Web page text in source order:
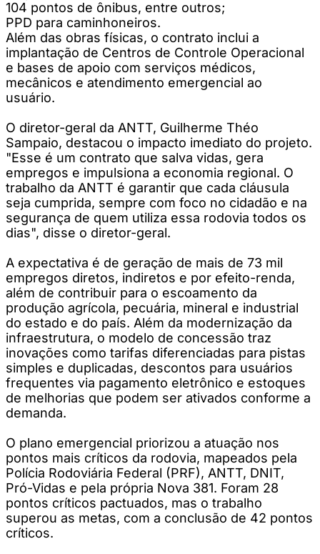
104 pontos de ônibus, entre outros;
PPD para caminhoneiros.
Além das obras físicas, o contrato inclui a
implantação de Centros de Controle Operacional
e bases de apoio com serviços médicos,
mecânicos e atendimento emergencial ao
usuário.
O diretor-geral da ANTT, Guilherme Théo
Sampaio, destacou o impacto imediato do projeto.
"Esse é um contrato que salva vidas, gera
empregos e impulsiona a economia regional. O
trabalho da ANTT é garantir que cada cláusula
seja cumprida, sempre com foco no cidadão e na
segurança de quem utiliza essa rodovia todos os
dias", disse o diretor-geral.
A expectativa é de geração de mais de 73 mil
empregos diretos, indiretos e por efeito-renda,
além de contribuir para o escoamento da
produção agrícola, pecuária, mineral e industrial
do estado e do país. Além da modernização da
infraestrutura, o modelo de concessão traz
inovações como tarifas diferenciadas para pistas
simples e duplicadas, descontos para usuários
frequentes via pagamento eletrônico e estoques
de melhorias que podem ser ativados conforme a
demanda.
O plano emergencial priorizou a atuação nos
pontos mais críticos da rodovia, mapeados pela
Polícia Rodoviária Federal (PRF), ANTT, DNIT,
Pró-Vidas e pela própria Nova 381. Foram 28
pontos críticos pactuados, mas o trabalho
superou as metas, com a conclusão de 42 pontos
críticos.